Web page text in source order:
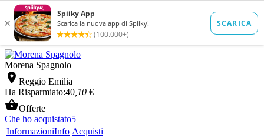
Morena Spagnolo
 Reggio Emilia
Ha Risparmiato:40 ,10 €
Offerte
Che ho acquistato5
InformazioniInfo Acquisti